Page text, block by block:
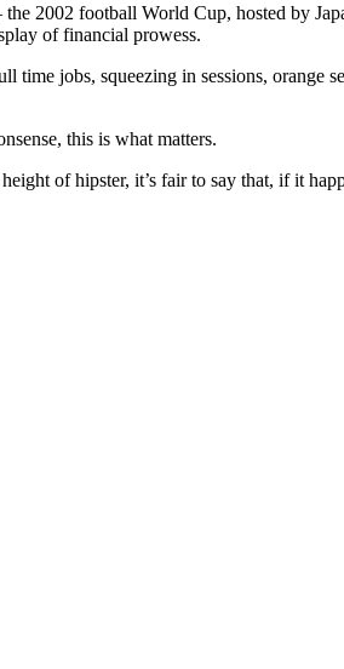
2002 football World Cup, hosted by
of financial prowess.
time jobs, squeezing in sessions,
this is what matters.
of hipster, it’s fair to say that, if it